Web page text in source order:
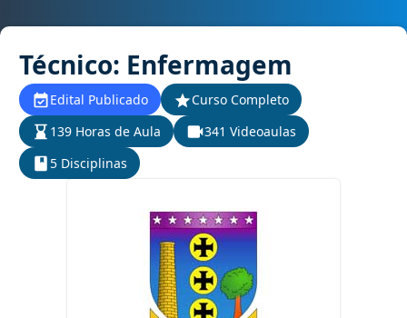
Técnico: Enfermagem
Edital Publicado
Curso Completo
139 Horas de Aula
341 Videoaulas
5 Disciplinas